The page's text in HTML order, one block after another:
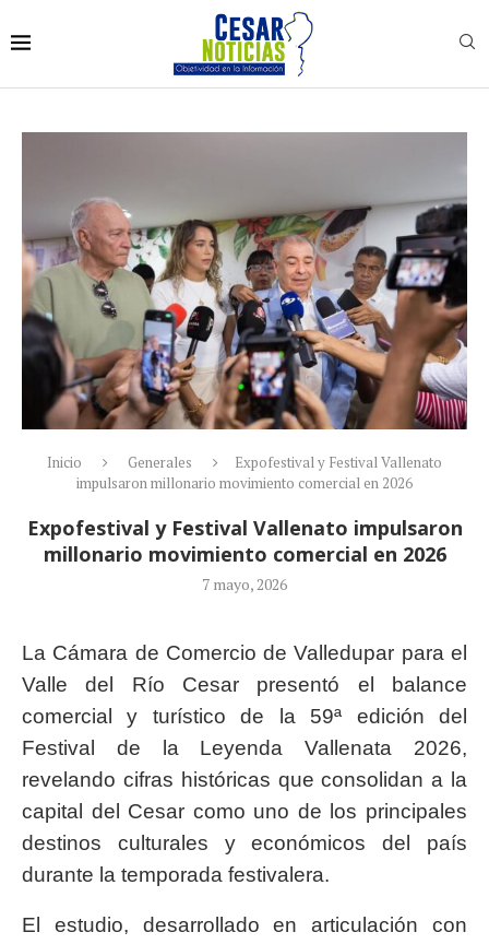
Inicio Generales
Expofestival y Festival Vallenato
impulsaron millonario movimiento comercial en 2026
Expofestival y Festival Vallenato impulsaron
millonario movimiento comercial en 2026
7 mayo, 2026
La Cámara de Comercio de Valledupar para el
Valle del Río Cesar presentó el balance
comercial y turístico de la 59ª edición del
Festival de la Leyenda Vallenata 2026,
revelando cifras históricas que consolidan a la
capital del Cesar como uno de los principales
destinos culturales y económicos del país
durante la temporada festivalera.
El estudio, desarrollado en articulación con